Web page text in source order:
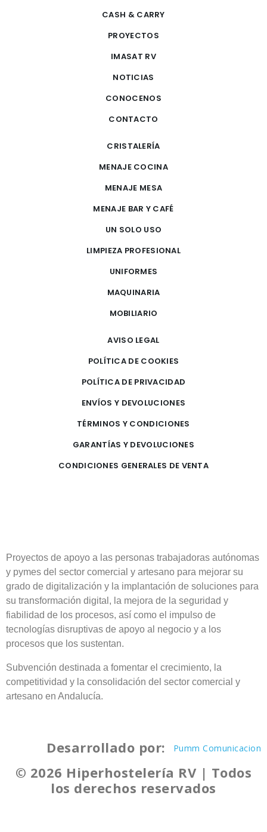
CASH & CARRY
PROYECTOS
IMASAT RV
NOTICIAS
CONOCENOS
CONTACTO
CRISTALERÍA
MENAJE COCINA
MENAJE MESA
MENAJE BAR Y CAFÉ
UN SOLO USO
LIMPIEZA PROFESIONAL
UNIFORMES
MAQUINARIA
MOBILIARIO
AVISO LEGAL
POLÍTICA DE COOKIES
POLÍTICA DE PRIVACIDAD
ENVÍOS Y DEVOLUCIONES
TÉRMINOS Y CONDICIONES
GARANTÍAS Y DEVOLUCIONES
CONDICIONES GENERALES DE VENTA
Proyectos de apoyo a las personas trabajadoras autónomas
y pymes del sector comercial y artesano para mejorar su
grado de digitalización y la implantación de soluciones para
su transformación digital, la mejora de la seguridad y
fiabilidad de los procesos, así como el impulso de
tecnologías disruptivas de apoyo al negocio y a los
procesos que los sustentan.
Subvención destinada a fomentar el crecimiento, la
competitividad y la consolidación del sector comercial y
artesano en Andalucía.
Desarrollado por: Pumm Comunicacion
© 2026 Hiperhostelería RV | Todos
los derechos reservados